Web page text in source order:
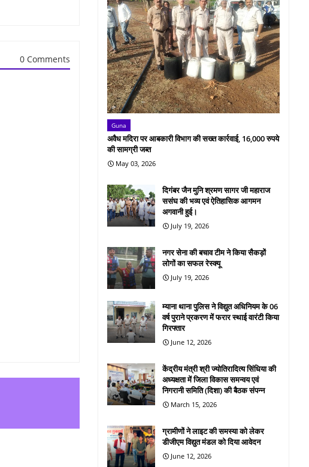
0 Comments
Guna
अवैध मदिरा पर आबकारी विभाग की सख्त कार्रवाई, 16,000 रुपये
की सामग्री जब्त
May 03, 2026
दिगंबर जैन मुनि श्रमण सागर जी महाराज
ससंघ की भव्य एवं ऐतिहासिक आगमन
अगवानी हुई।
July 19, 2026
नगर सेना की बचाव टीम ने किया सैकड़ों
लोगों का सफल रेस्क्यू
July 19, 2026
म्याना थाना पुलिस ने विद्युत अधिनियम के 06
वर्ष पुराने प्रकरण में फरार स्थाई वारंटी किया
गिरफ्तार
June 12, 2026
केंद्रीय मंत्री श्री ज्योतिरादित्य सिंधिया की
अध्यक्षता में जिला विकास समन्वय एवं
निगरानी समिति (दिशा) की बैठक संपन्न
March 15, 2026
ग्रामीणों ने लाइट की समस्या को लेकर
डीजीएम विद्युत मंडल को दिया आवेदन
June 12, 2026